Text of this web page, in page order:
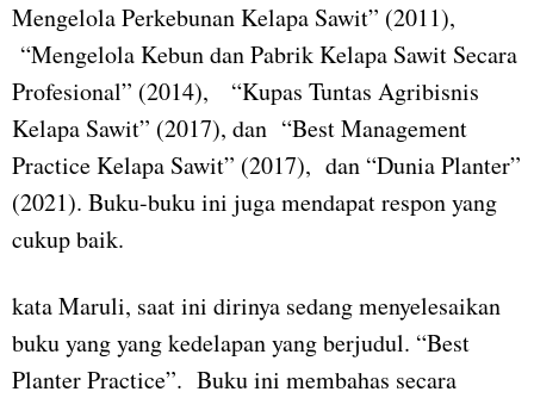
Mengelola Perkebunan Kelapa Sawit” (2011),
“Mengelola Kebun dan Pabrik Kelapa Sawit Secara
Profesional” (2014), “Kupas Tuntas Agribisnis
Kelapa Sawit” (2017), dan “Best Management
Practice Kelapa Sawit” (2017), dan “Dunia Planter”
(2021). Buku-buku ini juga mendapat respon yang
cukup baik.
kata Maruli, saat ini dirinya sedang menyelesaikan
buku yang yang kedelapan yang berjudul. “Best
Planter Practice”. Buku ini membahas secara